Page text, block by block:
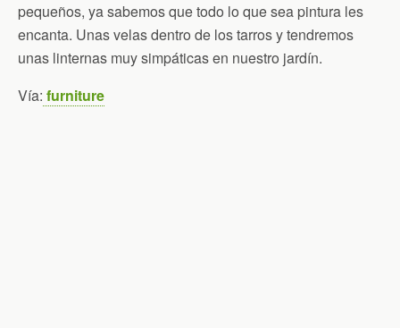
pequeños, ya sabemos que todo lo que sea pintura les
encanta. Unas velas dentro de los tarros y tendremos
unas linternas muy simpáticas en nuestro jardín.
Vía: furniture